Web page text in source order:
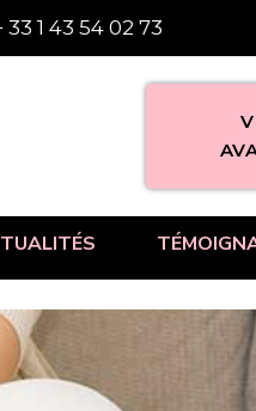
33 1 43 54 02 73